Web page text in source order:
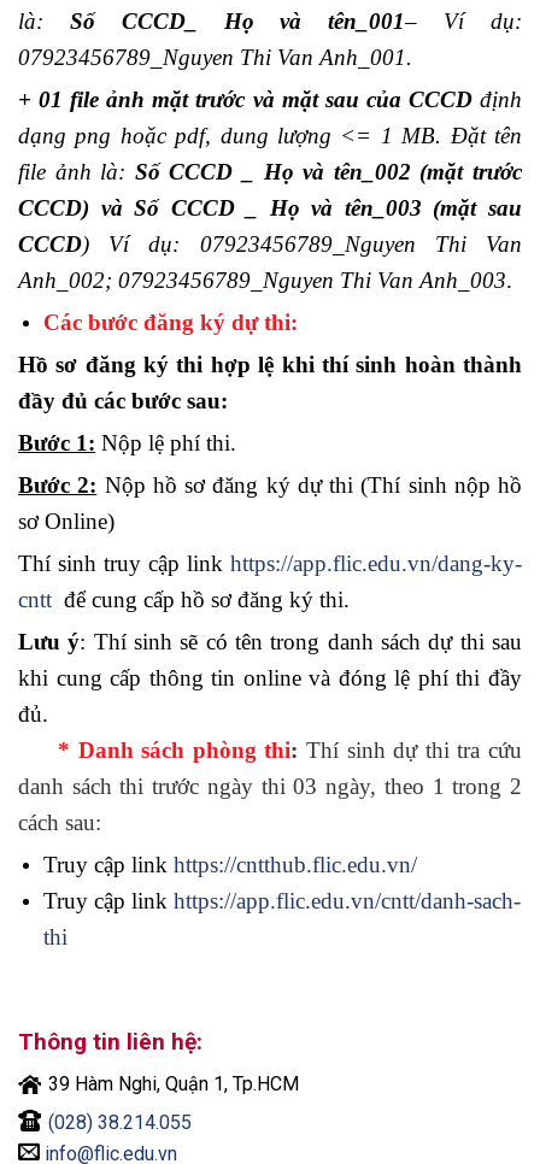
là: Số CCCD_ Họ và tên_001– Ví dụ:
07923456789_Nguyen Thi Van Anh_001.
+ 01 file ảnh mặt trước và mặt sau của CCCD định
dạng png hoặc pdf, dung lượng <= 1 MB. Đặt tên
file ảnh là: Số CCCD _ Họ và tên_002 (mặt trước
CCCD) và Số CCCD _ Họ và tên_003 (mặt sau
CCCD) Ví dụ: 07923456789_Nguyen Thi Van
Anh_002; 07923456789_Nguyen Thi Van Anh_003.
Các bước đăng ký dự thi:
Hồ sơ đăng ký thi hợp lệ khi thí sinh hoàn thành
đầy đủ các bước sau:
Bước 1: Nộp lệ phí thi.
Bước 2: Nộp hồ sơ đăng ký dự thi (Thí sinh nộp hồ
sơ Online)
Thí sinh truy cập link https://app.flic.edu.vn/dang-ky-
cntt để cung cấp hồ sơ đăng ký thi.
Lưu ý: Thí sinh sẽ có tên trong danh sách dự thi sau
khi cung cấp thông tin online và đóng lệ phí thi đầy
đủ.
* Danh sách phòng thi:Thí sinh dự thi tra cứu
danh sách thi trước ngày thi 03 ngày, theo 1 trong 2
cách sau:
Truy cập link https://cntthub.flic.edu.vn/
Truy cập link https://app.flic.edu.vn/cntt/danh-sach-
thi
Thông tin liên hệ:
39 Hàm Nghi, Quận 1, Tp.HCM
(028) 38.214.055
info@flic.edu.vn